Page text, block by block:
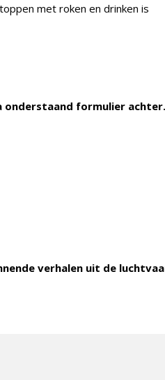
met roken en drinken is
onderstaand formulier achter.
verhalen uit de